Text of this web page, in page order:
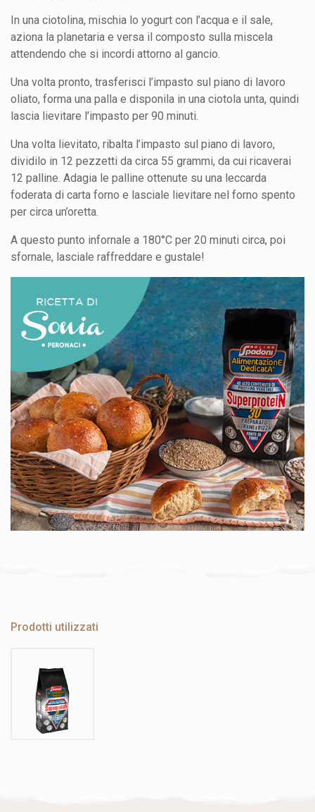
In una ciotolina, mischia lo yogurt con l’acqua e il sale,
aziona la planetaria e versa il composto sulla miscela
attendendo che si incordi attorno al gancio.
Una volta pronto, trasferisci l’impasto sul piano di lavoro
oliato, forma una palla e disponila in una ciotola unta, quindi
lascia lievitare l’impasto per 90 minuti.
Una volta lievitato, ribalta l’impasto sul piano di lavoro,
dividilo in 12 pezzetti da circa 55 grammi, da cui ricaverai
12 palline. Adagia le palline ottenute su una leccarda
foderata di carta forno e lasciale lievitare nel forno spento
per circa un’oretta.
A questo punto infornale a 180°C per 20 minuti circa, poi
sfornale, lasciale raffreddare e gustale!
Prodotti utilizzati